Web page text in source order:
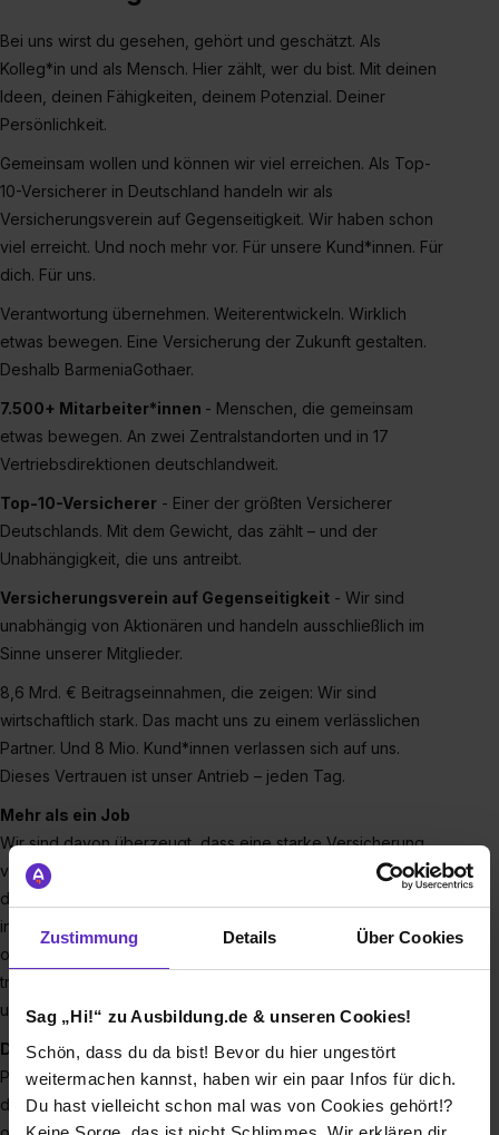
Zustimmung Details Über Cookies
Sag „Hi!“ zu Ausbildung.de & unseren Cookies!
Schön, dass du da bist! Bevor du hier ungestört
weitermachen kannst, haben wir ein paar Infos für dich.
Du hast vielleicht schon mal was von Cookies gehört!?
Bei uns wirst du gesehen, gehört und geschätzt. Als
Kolleg*in und als Mensch. Hier zählt, wer du bist. Mit deinen
Ideen, deinen Fähigkeiten, deinem Potenzial. Deiner
Persönlichkeit.
Gemeinsam wollen und können wir viel erreichen. Als Top-
10-Versicherer in Deutschland handeln wir als
Versicherungsverein auf Gegenseitigkeit. Wir haben schon
viel erreicht. Und noch mehr vor. Für unsere Kund*innen. Für
dich. Für uns.
Verantwortung übernehmen. Weiterentwickeln. Wirklich
etwas bewegen. Eine Versicherung der Zukunft gestalten.
Deshalb BarmeniaGothaer.
7.500+ Mitarbeiter*innen - Menschen, die gemeinsam
etwas bewegen. An zwei Zentralstandorten und in 17
Vertriebsdirektionen deutschlandweit.
Top-10-Versicherer - Einer der größten Versicherer
Deutschlands. Mit dem Gewicht, das zählt – und der
Unabhängigkeit, die uns antreibt.
Versicherungsverein auf Gegenseitigkeit - Wir sind
unabhängig von Aktionären und handeln ausschließlich im
Sinne unserer Mitglieder.
8,6 Mrd. € Beitragseinnahmen, die zeigen: Wir sind
wirtschaftlich stark. Das macht uns zu einem verlässlichen
Partner. Und 8 Mio. Kund*innen verlassen sich auf uns.
Dieses Vertrauen ist unser Antrieb – jeden Tag.
Mehr als ein Job
Wir sind davon überzeugt, dass eine starke Versicherung
von Menschen lebt, die füreinander da sind und gemeinsam
denken und wachsen. Ob zentral oder regional, im Vertrieb,
in der Schadenregulierung, in der IT, in Zentralbereichen
oder im Management – überall bei der BarmeniaGothaer
triffst du auf eine Kultur, die Vertrauen schafft, Vielfalt fördert
und Wertschätzung lebt.
Dein Start ins Berufsleben
Praxis von Anfang an. Bei uns lernst du, was wirklich zählt –
dabei verdienst du dein eigenes Geld. Deine Ausbildung